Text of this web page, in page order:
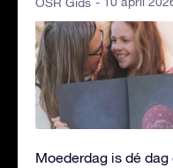
OSR Gids
Moederdag is dé